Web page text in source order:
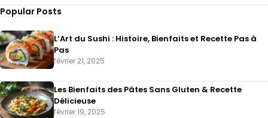
Popular Posts
L’Art du Sushi : Histoire, Bienfaits et Recette Pas à
Pas
février 21, 2025
Les Bienfaits des Pâtes Sans Gluten & Recette
Délicieuse
février 19, 2025